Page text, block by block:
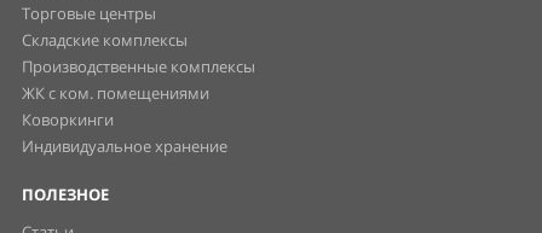
Торговые центры
Складские комплексы
Производственные комплексы
ЖК с ком. помещениями
Коворкинги
Индивидуальное хранение
ПОЛЕЗНОЕ